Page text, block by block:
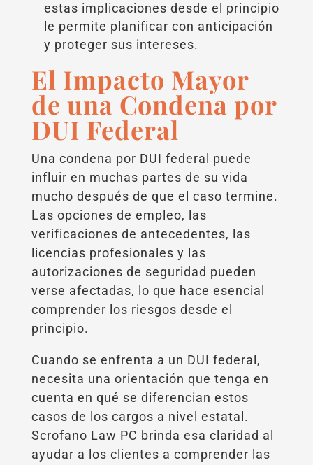
estas implicaciones desde el principio
le permite planificar con anticipación
y proteger sus intereses.
El Impacto Mayor
de una Condena por
DUI Federal
Una condena por DUI federal puede
influir en muchas partes de su vida
mucho después de que el caso termine.
Las opciones de empleo, las
verificaciones de antecedentes, las
licencias profesionales y las
autorizaciones de seguridad pueden
verse afectadas, lo que hace esencial
comprender los riesgos desde el
principio.
Cuando se enfrenta a un DUI federal,
necesita una orientación que tenga en
cuenta en qué se diferencian estos
casos de los cargos a nivel estatal.
Scrofano Law PC brinda esa claridad al
ayudar a los clientes a comprender las